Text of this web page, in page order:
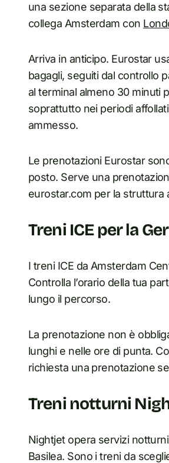
una sezione separata della
collega Amsterdam con
Arriva in anticipo. Eurostar
bagagli, seguiti dal controllo
al terminal almeno 30 minuti
soprattutto nei periodi
ammesso.
Le prenotazioni Eurostar
posto. Serve una
eurostar.com per la struttura
Treni ICE per la
I treni ICE da Amsterdam
Controlla l’orario della tua
lungo il percorso.
La prenotazione non è
lunghi e nelle ore di punta.
richiesta una prenotazione
Treni notturni
Nightjet opera servizi
Basilea. Sono i treni da